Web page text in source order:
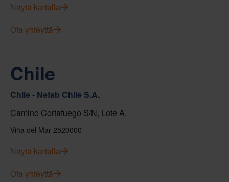
Näytä kartalla
Ota yhteyttä
Chile
Chile - Nefab Chile S.A.
Camino Cortafuego S/N, Lote A.
Viña del Mar 2520000
Näytä kartalla
Ota yhteyttä